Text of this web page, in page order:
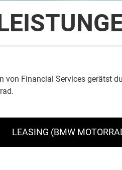
Financial Services gerätst
LEASING (BMW